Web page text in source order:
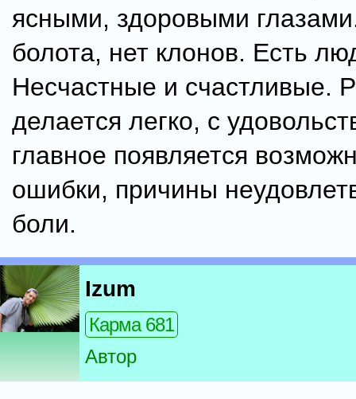
ясными, здоровыми
болота, нет клонов. Есть
Несчастные и счастливые.
делается легко, с
главное появляется
ошибки, причины
боли.
Izum
Карма 681
Автор